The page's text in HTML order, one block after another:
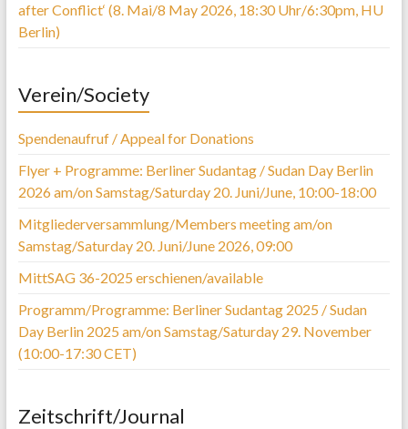
after Conflict‘ (8. Mai/8 May 2026, 18:30 Uhr/6:30pm, HU
Berlin)
Verein/Society
Spendenaufruf / Appeal for Donations
Flyer + Programme: Berliner Sudantag / Sudan Day Berlin
2026 am/on Samstag/Saturday 20. Juni/June, 10:00-18:00
Mitgliederversammlung/Members meeting am/on
Samstag/Saturday 20. Juni/June 2026, 09:00
MittSAG 36-2025 erschienen/available
Programm/Programme: Berliner Sudantag 2025 / Sudan
Day Berlin 2025 am/on Samstag/Saturday 29. November
(10:00-17:30 CET)
Zeitschrift/Journal